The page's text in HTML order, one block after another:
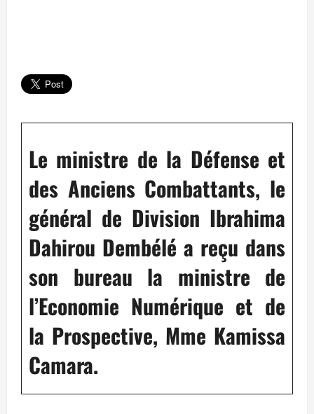
Le ministre de la Défense et
des Anciens Combattants, le
général de Division Ibrahima
Dahirou Dembélé a reçu dans
son bureau la ministre de
l’Economie Numérique et de
la Prospective, Mme Kamissa
Camara.